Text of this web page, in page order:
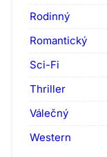
Rodinný
Romantický
Sci-Fi
Thriller
Válečný
Western